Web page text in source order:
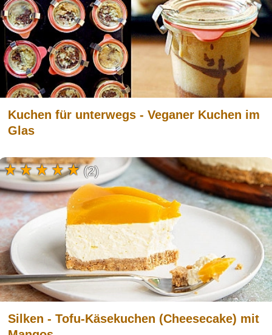
Kuchen für unterwegs - Veganer Kuchen im
Glas
Silken - Tofu-Käsekuchen (Cheesecake) mit
(2)